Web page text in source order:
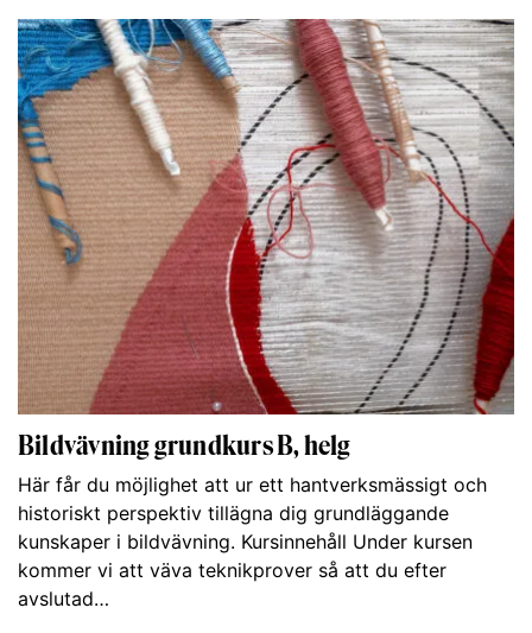
Bildvävning grundkurs B, helg
Här får du möjlighet att ur ett hantverksmässigt och
historiskt perspektiv tillägna dig grundläggande
kunskaper i bildvävning. Kursinnehåll Under kursen
kommer vi att väva teknikprover så att du efter
avslutad…